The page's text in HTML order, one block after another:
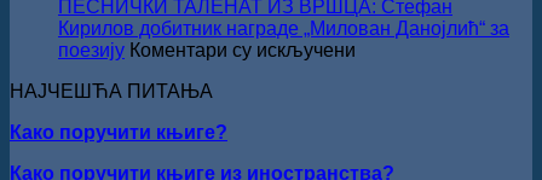
свечано
ПЕСНИЧКИ ТАЛЕНАТ ИЗ ВРШЦА: Стефан
Кирилов добитник награде „Милован Данојлић“ за
поезију Коментари су искључени
НАЈЧЕШЋА ПИТАЊА
Како поручити књиге?
Како поручити књиге из иностранства?